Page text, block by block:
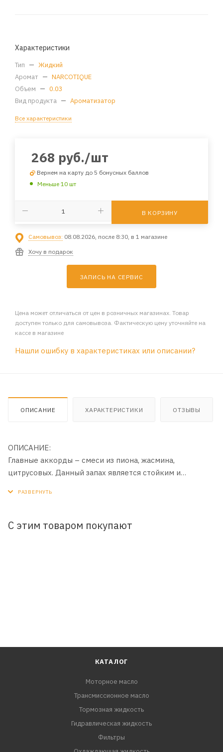
Характеристики
Тип — Жидкий
Аромат — NARCOTIQUE
Объем — 0.03
Вид продукта — Ароматизатор
Все характеристики
268 руб./шт
Вернем на карту до 5 бонусных баллов
Меньше 10 шт
В КОРЗИНУ
Самовывоз: 08.08.2026, после 8:30, в 1 магазине
Хочу в подарок
ЗАПИСЬ НА СЕРВИС
Цена может отличаться от цен в розничных магазинах. Товар
доступен только для самовывоза. Фактическую цену уточняйте на
кассе в магазине
Нашли ошибку в характеристиках или описании?
ОПИСАНИЕ ХАРАКТЕРИСТИКИ ОТЗЫВЫ
ОПИСАНИЕ:
Главные аккорды – смеси из пиона, жасмина,
цитрусовых. Данный запах является стойким и
еще и еще.
С этим товаром покупают
КАТАЛОГ
Моторное масло
Трансмиссионное масло
Тормозная жидкость
Гидравлическая жидкость
Фильтры